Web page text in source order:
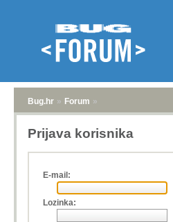
Bug.hr » Forum »
Prijava korisnika
E-mail:
Lozinka: